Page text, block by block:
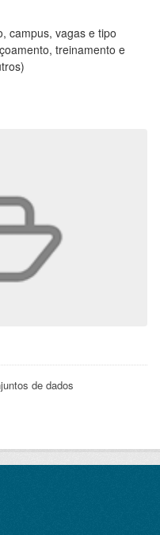
de dados
campus, vagas e tipo
treinamento e